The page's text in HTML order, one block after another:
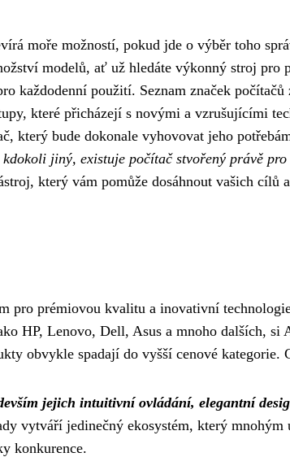
moře možností, pokud jde o výběr toho
modelů, ať už hledáte výkonný stroj pro
každodenní použití. Seznam značek
které přicházejí s novými a vzrušujícími
který bude dokonale vyhovovat jeho
jiný, existuje počítač stvořený právě pro
který vám pomůže dosáhnout vašich cílů
pro prémiovou kvalitu a inovativní
HP, Lenovo, Dell, Asus a mnoho dalších, si
obvykle spadají do vyšší cenové kategorie.
jejich intuitivní ovládání, elegantní
vytváří jedinečný ekosystém, který
konkurence.